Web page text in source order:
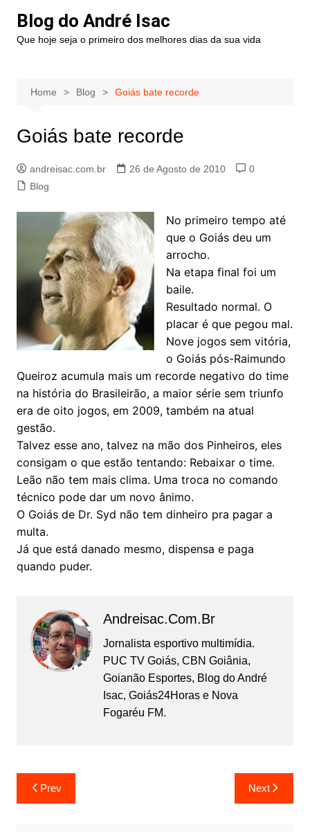
Blog do André Isac
Que hoje seja o primeiro dos melhores dias da sua vida
Home Blog Goiás bate recorde
Goiás bate recorde
andreisac.com.br 26 de Agosto de 2010
0
Blog
No primeiro tempo até
que o Goiás deu um
arrocho.
Na etapa final foi um
baile.
Resultado normal. O
placar é que pegou mal.
Nove jogos sem vitória,
o Goiás pós-Raimundo
Queiroz acumula mais um recorde negativo do time
na história do Brasileirão, a maior série sem triunfo
era de oito jogos, em 2009, também na atual
gestão.
Talvez esse ano, talvez na mão dos Pinheiros, eles
consigam o que estão tentando: Rebaixar o time.
Leão não tem mais clima. Uma troca no comando
técnico pode dar um novo ânimo.
O Goiás de Dr. Syd não tem dinheiro pra pagar a
multa.
Já que está danado mesmo, dispensa e paga
quando puder.
Andreisac.com.br
Jornalista esportivo multimídia.
PUC TV Goiás, CBN Goiânia,
Goianão Esportes, Blog do André
Isac, Goiás24Horas e Nova
Fogaréu FM.
Prev Next